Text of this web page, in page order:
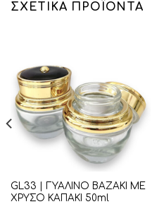
ΣΧΕΤΙΚΆ ΠΡΟΪΌΝΤΑ
GL33 | ΓΥΑΛΙΝΟ ΒΑΖΑΚΙ ΜΕ
ΧΡΥΣΟ ΚΑΠΑΚΙ 50ml